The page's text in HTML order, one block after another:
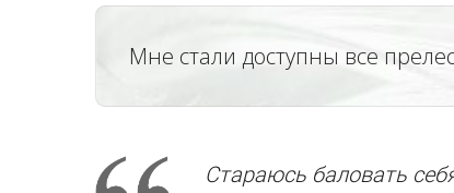
Мне стали доступны все
Стараюсь баловать